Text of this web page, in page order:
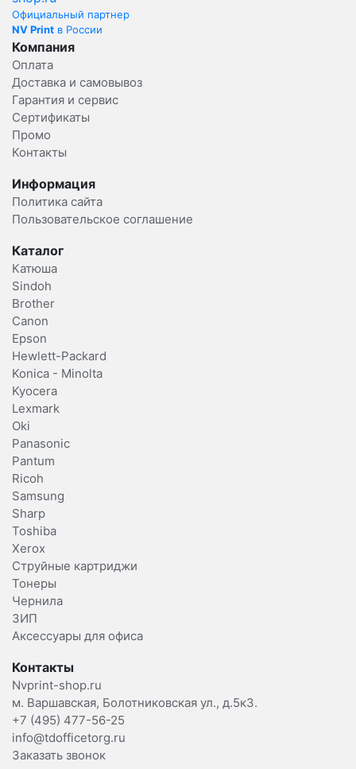
Официальный партнер
NV Print в России
Компания
Оплата
Доставка и самовывоз
Гарантия и сервис
Сертификаты
Промо
Контакты
Информация
Политика сайта
Пользовательское соглашение
Каталог
Катюша
Sindoh
Brother
Canon
Epson
Hewlett-Packard
Konica - Minolta
Kyocera
Lexmark
Oki
Panasonic
Pantum
Ricoh
Samsung
Sharp
Toshiba
Xerox
Струйные картриджи
Тонеры
Чернила
ЗИП
Аксессуары для офиса
Контакты
Nvprint-shop.ru
м. Варшавская, Болотниковская ул., д.5к3.
+7 (495) 477-56-25
info@tdofficetorg.ru
Заказать звонок